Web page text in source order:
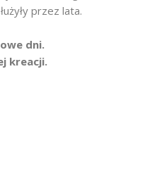
przez lata.
dni.
kreacji.